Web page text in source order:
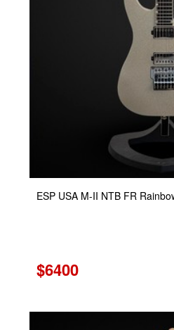
ESP USA M-II NTB FR
$6400